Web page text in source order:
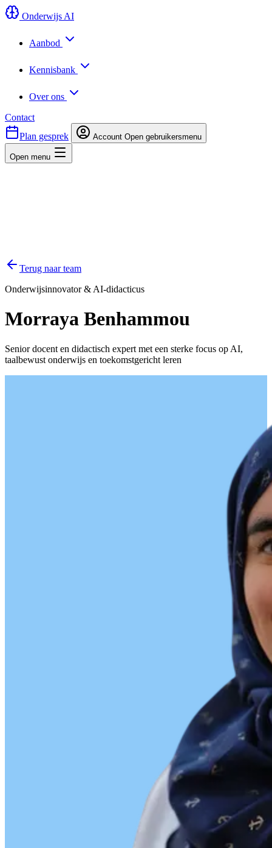
Onderwijs AI
Aanbod
Kennisbank
Over ons
Contact
Plan gesprek
Account Open gebruikersmenu
Open menu
Terug naar team
Onderwijsinnovator & AI-didacticus
Morraya Benhammou
Senior docent en didactisch expert met een sterke focus op AI,
taalbewust onderwijs en toekomstgericht leren